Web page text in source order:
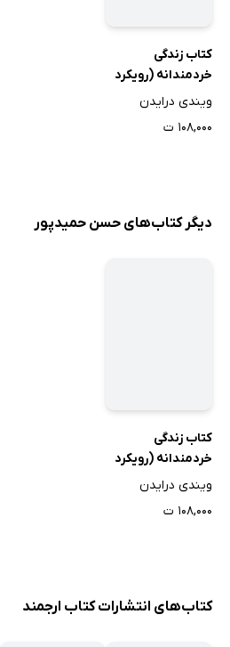
کتاب زندگی
خردمندانه (رویکرد
شناختی - رفتاری)
ویندی درایدن
۱۰۸,۰۰۰ ت
دیگر کتاب‌های حسن حمیدپور
کتاب زندگی
خردمندانه (رویکرد
شناختی - رفتاری)
ویندی درایدن
۱۰۸,۰۰۰ ت
کتاب‌های انتشارات کتاب ارجمند